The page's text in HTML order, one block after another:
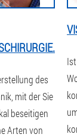
des
mit der Sie
beseitigen
Arten von